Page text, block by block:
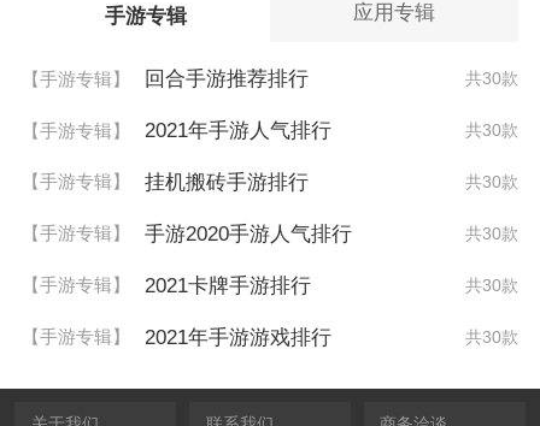
手游专辑 应用专辑
【手游专辑】 回合手游推荐排行 共30款
【手游专辑】 2021年手游人气排行 共30款
【手游专辑】 挂机搬砖手游排行 共30款
【手游专辑】 手游2020手游人气排行 共30款
【手游专辑】 2021卡牌手游排行 共30款
【手游专辑】 2021年手游游戏排行 共30款